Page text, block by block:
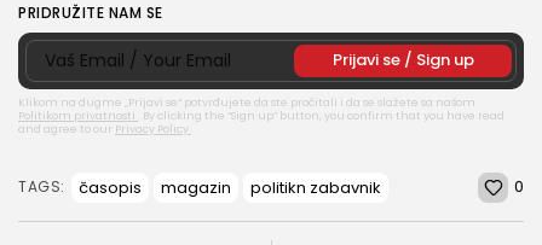
PRIDRUŽITE NAM SE
Klikom na dugme „Prijavi se“ potvrđujete da ste pročitali i da se slažete sa našom
Politikom privatnosti
By clicking the “Sign up” button, you confirm that you have read
and agree to our Privacy Policy
TAGS: časopis magazin politikn zabavnik 0